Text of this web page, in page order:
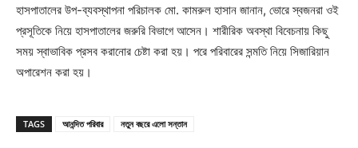
হাসপাতালের উপ-ব্যবস্থাপনা পরিচালক মো. কামরুল হাসান জানান, ভোরে স্বজনরা ওই
প্রসূতিকে নিয়ে হাসপাতালের জরুরি বিভাগে আসেন। শারীরিক অবস্থা বিবেচনায় কিছু
সময় স্বাভাবিক প্রসব করানোর চেষ্টা করা হয়। পরে পরিবারের সন্মতি নিয়ে সিজারিয়ান
অপারেশন করা হয়।
TAGS আনন্দিত পরিবার নতুন বছরে এলো সন্তান